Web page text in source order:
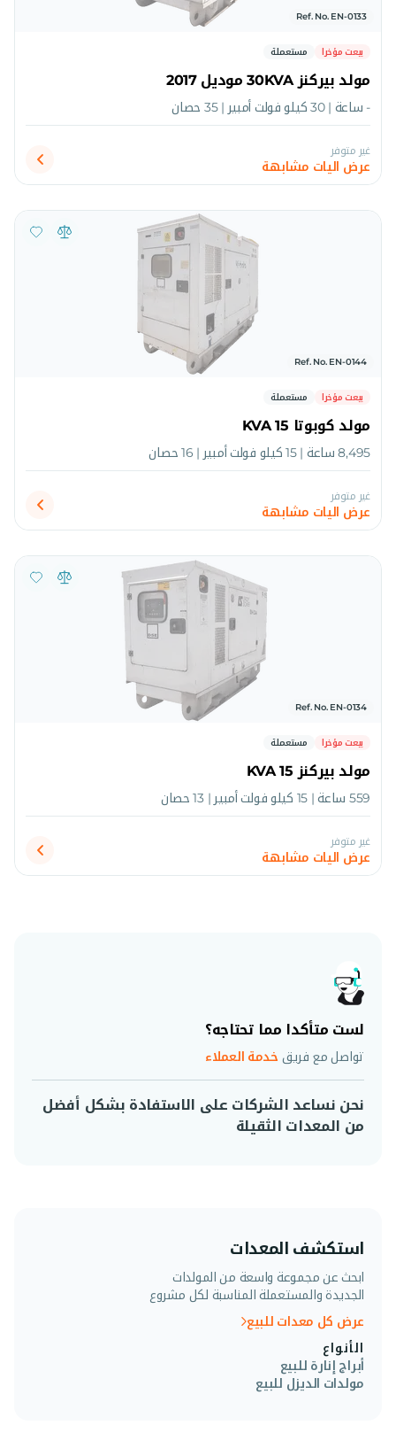
Ref. No. EN-0133
بيعت مؤخرا
مستعملة
مولد بيركنز 30KVA موديل 2017
- ساعة | 30 كيلو فولت أمبير | 35 حصان
غير متوفر
عرض اليات مشابهة
Ref. No. EN-0144
بيعت مؤخرا
مستعملة
مولد كوبوتا 15 KVA
8,495 ساعة | 15 كيلو فولت أمبير | 16 حصان
غير متوفر
عرض اليات مشابهة
Ref. No. EN-0134
بيعت مؤخرا
مستعملة
مولد بيركنز 15 KVA
559 ساعة | 15 كيلو فولت أمبير | 13 حصان
غير متوفر
عرض اليات مشابهة
لست متأكدا مما تحتاجه؟
تواصل مع فريق خدمة العملاء
نحن نساعد الشركات على الاستفادة بشكل أفضل
من المعدات الثقيلة
استكشف المعدات
ابحث عن مجموعة واسعة من المولدات
الجديدة والمستعملة المناسبة لكل مشروع
عرض كل معدات للبيع
الأنواع
أبراج إنارة للبيع
مولدات الديزل للبيع